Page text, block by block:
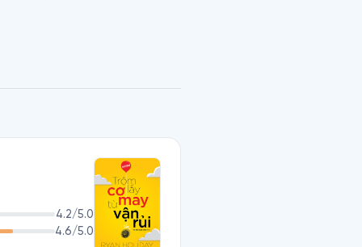
sẽ trở thành con
John D. Rockefeller đến
biến những vấn đề ấy
chục câu chuyện về
4.2/5.0
4.6/5.0